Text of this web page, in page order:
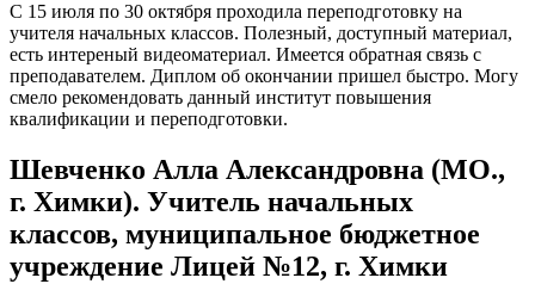
С 15 июля по 30 октября проходила переподготовку на
учителя начальных классов. Полезный, доступный материал,
есть интереный видеоматериал. Имеется обратная связь с
преподавателем. Диплом об окончании пришел быстро. Могу
смело рекомендовать данный институт повышения
квалификации и переподготовки.
Шевченко Алла Александровна (МО.,
г. Химки). Учитель начальных
классов, муниципальное бюджетное
учреждение Лицей №12, г. Химки